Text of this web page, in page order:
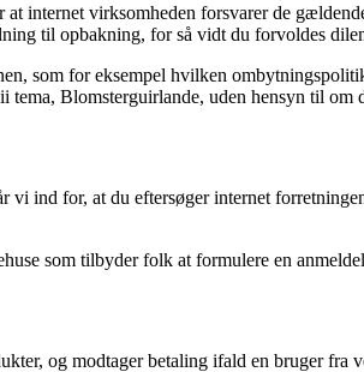
internet virksomheden forsvarer de
til opbakning, for så vidt du forvoldes
som for eksempel hvilken
tema, Blomsterguirlande, uden hensyn til om
ind for, at du eftersøger internet
som tilbyder folk at formulere en
og modtager betaling ifald en bruger fra